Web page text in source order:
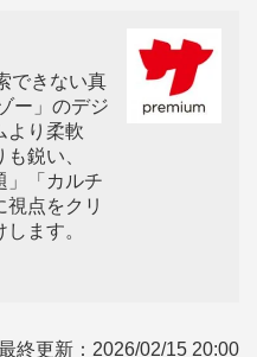
できない真
ー」のデジ
より柔軟
鋭い、
」「カルチ
視点をクリ
ます。
終更新： 2026/02/15 20:00